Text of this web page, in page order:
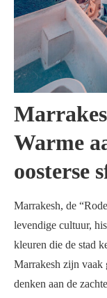
Warme
oosterse
Marrakesh, de
levendige cultuur,
kleuren die de stad
Marrakesh zijn vaak
denken aan de